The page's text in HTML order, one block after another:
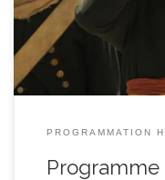
Bonaparte à travers le
tourmentés avec […]
PROGRAMMATION
Programme